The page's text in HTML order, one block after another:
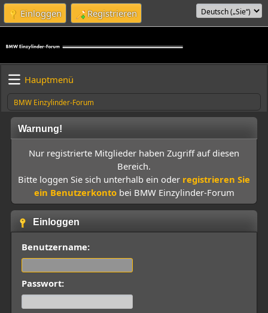
Einloggen Registrieren
Hauptmenü
BMW Einzylinder-Forum
Warnung!
Nur registrierte Mitglieder haben Zugriff auf diesen
Bereich.
Bitte loggen Sie sich unterhalb ein oder registrieren Sie
ein Benutzerkontobei BMW Einzylinder-Forum
Einloggen
Benutzername:
Passwort: